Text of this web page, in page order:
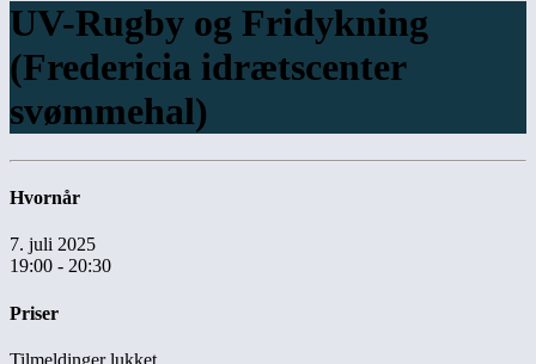
UV-Rugby og Fridykning
(Fredericia idrætscenter
svømmehal)
Hvornår
7. juli 2025
19:00 - 20:30
Priser
Tilmeldinger lukket